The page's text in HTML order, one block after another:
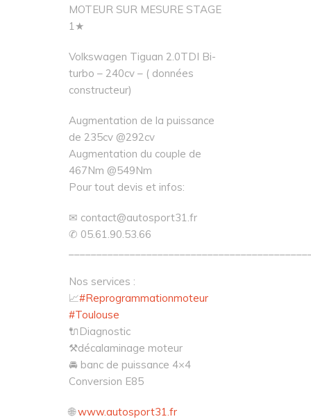
MOTEUR SUR MESURE STAGE
1★
Volkswagen Tiguan 2.0TDI Bi-
turbo – 240cv – ( données
constructeur)
Augmentation de la puissance
de 235cv @292cv
Augmentation du couple de
467Nm @549Nm
Pour tout devis et infos:
✉ contact@autosport31.fr
✆ 05.61.90.53.66
Nos services :
📈#Reprogrammationmoteur
#Toulouse
🔌 Diagnostic
⚒décalaminage moteur
🚘 banc de puissance 4×4
Conversion E85
🌐 www.autosport31.fr